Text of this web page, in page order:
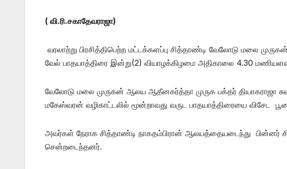
( வி.ரி.சகாதேவராஜா)
வரலாற்று பிரசித்திபெற்ற மட்டக்களப்பு சித்தாண்டி வேலோடு மலை
வேல் பாதயாத்திரை இன்று(2) வியாழக்கிழமை அதிகாலை 4.30
வேலோடு மலை முருகன் ஆலய ஆதீனகர்த்தா முருக பக்தர் தியாகராஜா
மகேஸ்வரன் வழிகாட்டலில் மூன்றாவது வருட பாதயாத்திரையை விசேட
அவர்கள் நேராக சித்தாண்டி நாகதம்பிரான் ஆலயத்தையடைந்து பின்னர்
சென்றடைந்தனர்.